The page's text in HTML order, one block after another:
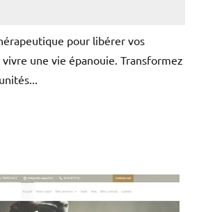
pour libérer vos
une vie épanouie. Transformez